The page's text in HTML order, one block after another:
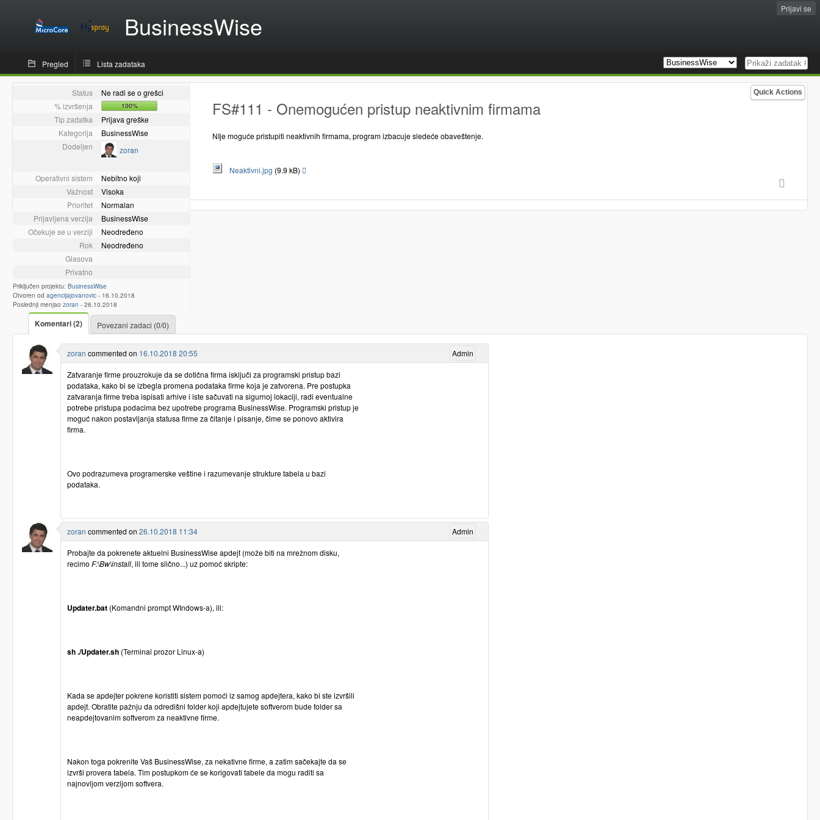
BusinessWise
Prijavi se
Pregled Lista zadataka
Quick Actions
Status
Ne radi se o grešci
% izvršenja
100%
Tip zadatka
Prijava greške
Kategorija
BusinessWise
Dodeljen
zoran
Operativni sistem
Nebitno koji
Važnost
Visoka
Prioritet
Normalan
Prijavljena verzija
BusinessWise
Očekuje se u verziji
Neodređeno
Rok
Neodređeno
Glasova
Privatno
Priključen projektu: BusinessWise
Otvoren od agencijajovanovic - 16.10.2018
Poslednji menjao zoran - 26.10.2018
FS#111 - Onemogućen pristup neaktivnim firmama
NIje moguće pristupiti neaktivnih firmama, program izbacuje sledeće obaveštenje.
Neaktivni.jpg (9.9 kB)
Komentari (2) Povezani zadaci (0/0)
Admin
zoran commented on 16.10.2018 20:55
Zatvaranje firme prouzrokuje da se dotična firma isključi za programski pristup bazi
podataka, kako bi se izbegla promena podataka firme koja je zatvorena. Pre postupka
zatvaranja firme treba ispisati arhive i iste sačuvati na sigurnoj lokaciji, radi eventualne
potrebe pristupa podacima bez upotrebe programa BusinessWise. Programski pristup je
moguć nakon postavljanja statusa firme za čitanje i pisanje, čime se ponovo aktivira
firma.
Ovo podrazumeva programerske veštine i razumevanje strukture tabela u bazi
podataka.
Admin
zoran commented on 26.10.2018 11:34
Probajte da pokrenete aktuelni BusinessWise apdejt (može biti na mrežnom disku,
recimo F:\Bw\install, ili tome slično...) uz pomoć skripte:
Updater.bat (Komandni prompt WIndows-a), ili:
sh ./Updater.sh (Terminal prozor Linux-a)
Kada se apdejter pokrene koristiti sistem pomoći iz samog apdejtera, kako bi ste izvršili
apdejt. Obratite pažnju da odredišni folder koji apdejtujete softverom bude folder sa
neapdejtovanim softverom za neaktivne firme.
Nakon toga pokrenite Vaš BusinessWise, za nekativne firme, a zatim sačekajte da se
izvrši provera tabela. Tim postupkom će se korigovati tabele da mogu raditi sa
najnovijom verzijom softvera.